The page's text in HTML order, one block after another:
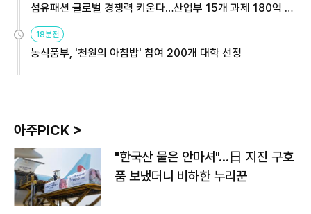
섬유패션 글로벌 경쟁력 키운다…산업부 15개 과제 180억 지
18분전
농식품부, '천원의 아침밥' 참여 200개 대학 선정
아주PICK >
"한국산 물은 안마셔"…日 지진 구호
품 보냈더니 비하한 누리꾼